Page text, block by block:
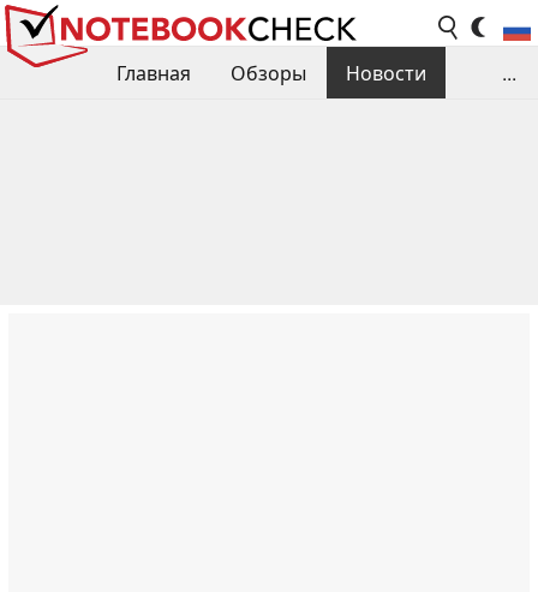
Главная Обзоры
Новости
...